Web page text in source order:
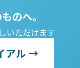
のへ。
いただけます
アル →